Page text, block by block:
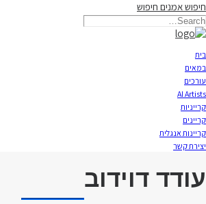
חיפוש אמנים חיפוש
בית
במאים
עורכים
AI Artists
קרייניות
קריינים
קריינות אנגלית
יצירת קשר
עודד דוידוב